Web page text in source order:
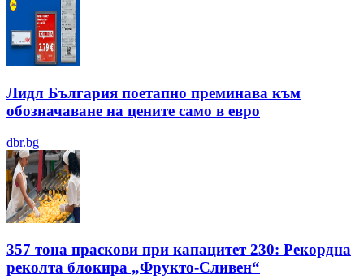
Лидл България поетапно преминава към
обозначаване на цените само в евро
dbr.bg
357 тона праскови при капацитет 230: Рекордна
реколта блокира „Фрукто-Сливен“